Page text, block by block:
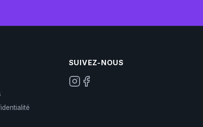
SUIVEZ-NOUS